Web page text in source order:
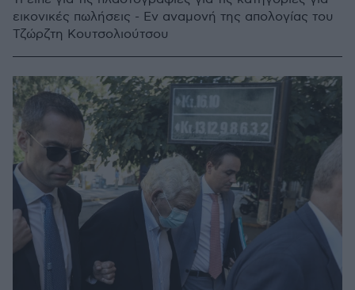
εικονικές πωλήσεις - Εν αναμονή της απολογίας του
Τζώρζτη Κουτσολιούτσου